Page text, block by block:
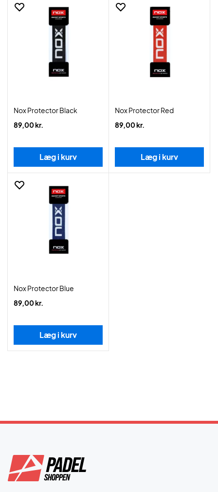
Nox Protector Black
89,00 kr.
Læg i kurv
Nox Protector Red
89,00 kr.
Læg i kurv
Nox Protector Blue
89,00 kr.
Læg i kurv